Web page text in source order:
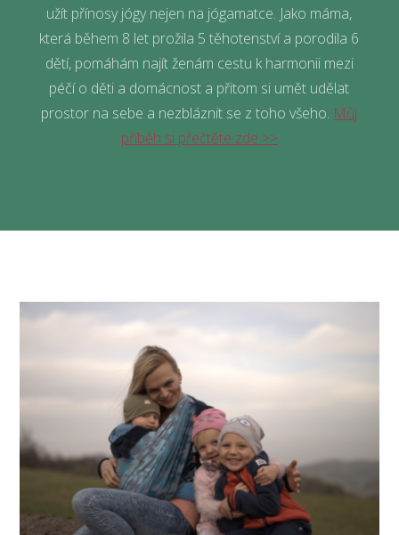
užít přínosy jógy nejen na jógamatce. Jako máma,
která během 8 let prožila 5 těhotenství a porodila 6
dětí, pomáhám najít ženám cestu k harmonii mezi
péčí o děti a domácnost a přitom si umět udělat
prostor na sebe a nezbláznit se z toho všeho. Můj
příběh si přečtěte zde >>